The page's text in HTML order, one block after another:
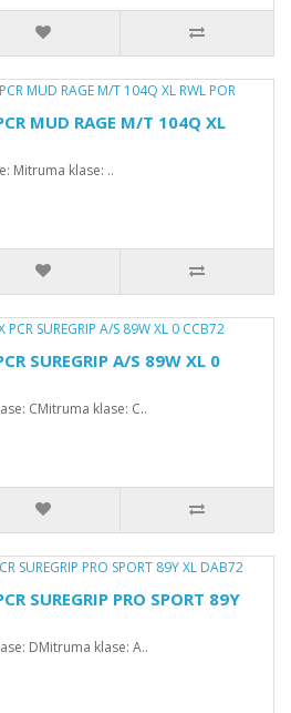
MUD RAGE M/T 104Q XL
Mitruma klase: ..
SUREGRIP A/S 89W XL 0
CMitruma klase: C..
SUREGRIP PRO SPORT 89Y
DMitruma klase: A..